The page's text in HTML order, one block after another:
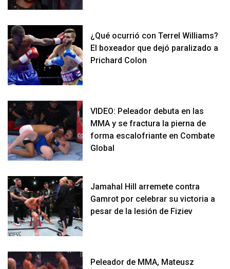
¿Qué ocurrió con Terrel Williams?
El boxeador que dejó paralizado a
Prichard Colon
VIDEO: Peleador debuta en las
MMA y se fractura la pierna de
forma escalofriante en Combate
Global
Jamahal Hill arremete contra
Gamrot por celebrar su victoria a
pesar de la lesión de Fiziev
Peleador de MMA, Mateusz